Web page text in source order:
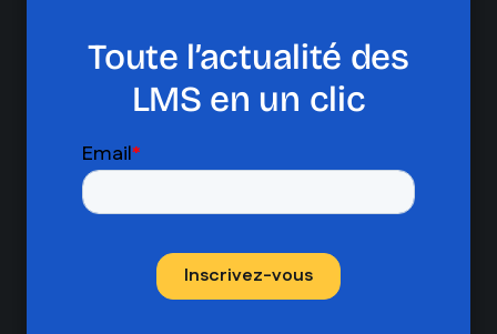
Toute l’actualité des
LMS en un clic